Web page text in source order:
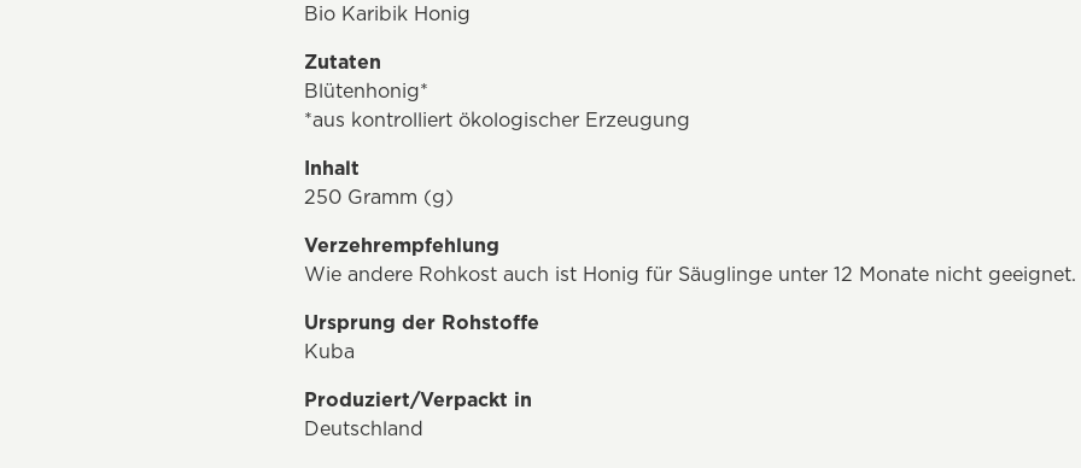
Bio Karibik Honig
Zutaten
Blütenhonig*
*aus kontrolliert ökologischer Erzeugung
Inhalt
250 Gramm (g)
Verzehrempfehlung
Wie andere Rohkost auch ist Honig für Säuglinge unter 12 Monate nicht geeignet.
Ursprung der Rohstoffe
Kuba
Produziert/Verpackt in
Deutschland